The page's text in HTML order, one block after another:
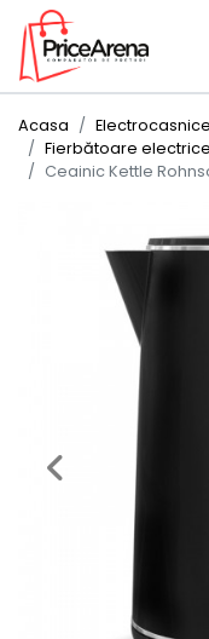
Acasa
Fierbătoare electrice
Ceainic Kettle
Previous